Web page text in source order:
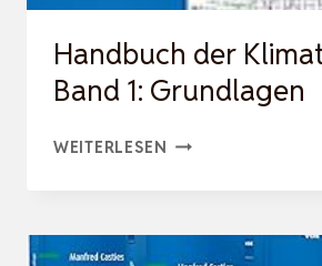
Handbuch der
Band 1: Grundlagen
WEITERLESEN HANDBUCH